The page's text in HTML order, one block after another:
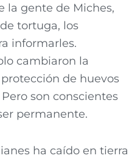
la gente de Miches,
tortuga, los
informarles.
cambiaron la
de huevos
son conscientes
permanente.
ha caído en tierra